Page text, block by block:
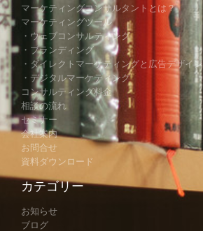
マーケティングコンサルタントとは？
マーケティングツール
・ウェブコンサルティング
・ブランディング
・ダイレクトマーケティングと広告デザイン
・デジタルマーケティング
コンサルティング料金
相談の流れ
セミナー
会社案内
お問合せ
資料ダウンロード
カテゴリー
お知らせ
ブログ